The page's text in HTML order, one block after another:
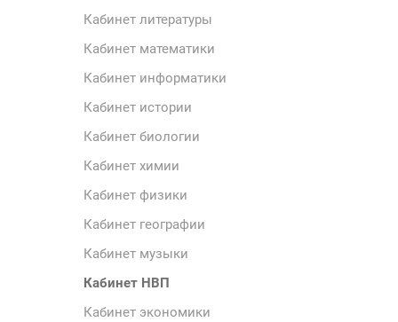
Кабинет литературы
Кабинет математики
Кабинет информатики
Кабинет истории
Кабинет биологии
Кабинет химии
Кабинет физики
Кабинет географии
Кабинет музыки
Кабинет НВП
Кабинет экономики